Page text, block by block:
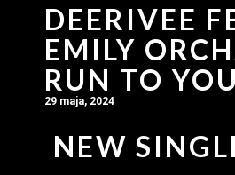
DEERIVEE
EMILY
RUN TO YOU
29 maja, 2024
NEW